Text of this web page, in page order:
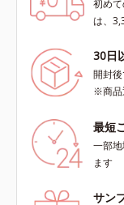
初め
は、
30日
開封
※商品
最短
一部
ます
サン